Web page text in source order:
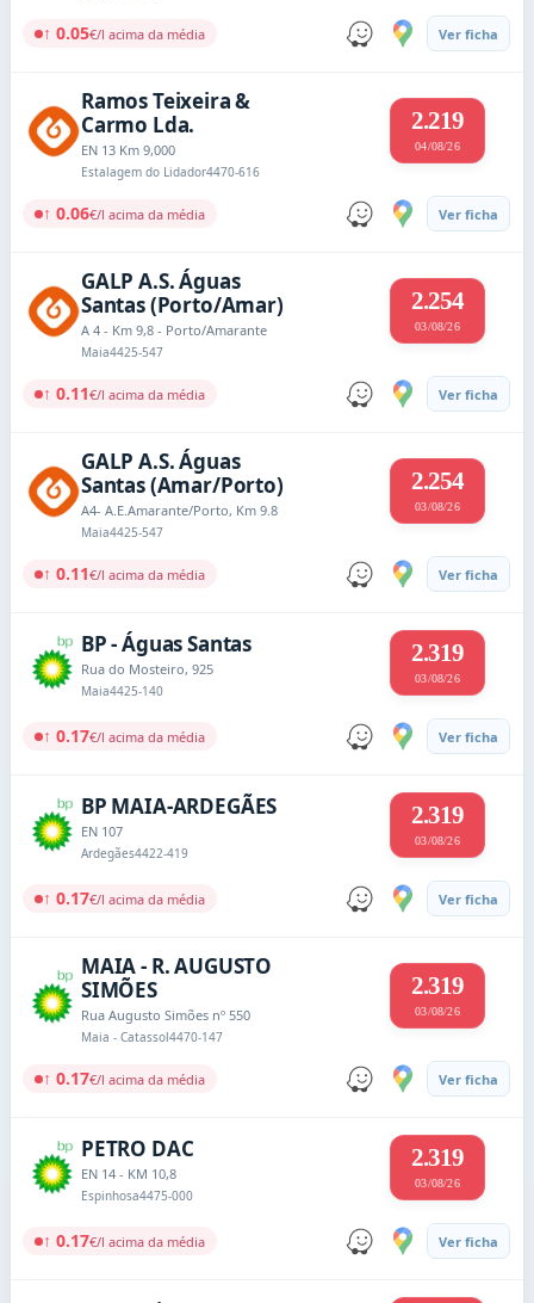
↑ 0.05€/l acima da média Ver ficha
Ramos Teixeira &
Carmo Lda.
EN 13 Km 9,000
Estalagem do Lidador4470-616
2.219
04/08/26
↑ 0.06€/l acima da média Ver ficha
GALP A.S. Águas
Santas (Porto/Amar)
A 4 - Km 9,8 - Porto/Amarante
Maia4425-547
2.254
03/08/26
↑ 0.11€/l acima da média Ver ficha
GALP A.S. Águas
Santas (Amar/Porto)
A4- A.E.Amarante/Porto, Km 9.8
Maia4425-547
2.254
03/08/26
↑ 0.11€/l acima da média Ver ficha
BP - Águas Santas
Rua do Mosteiro, 925
Maia4425-140
2.319
03/08/26
↑ 0.17€/l acima da média Ver ficha
BP MAIA-ARDEGÃES
EN 107
Ardegães4422-419
2.319
03/08/26
↑ 0.17€/l acima da média Ver ficha
MAIA - R. AUGUSTO
SIMÕES
Rua Augusto Simões nº 550
Maia - Catassol4470-147
2.319
03/08/26
↑ 0.17€/l acima da média Ver ficha
PETRO DAC
EN 14 - KM 10,8
Espinhosa4475-000
2.319
03/08/26
↑ 0.17€/l acima da média Ver ficha